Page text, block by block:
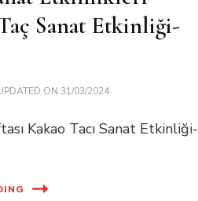
Sanat Etkinliği-
ON 31/03/2024
Kakao Tacı Sanat Etkinliği-